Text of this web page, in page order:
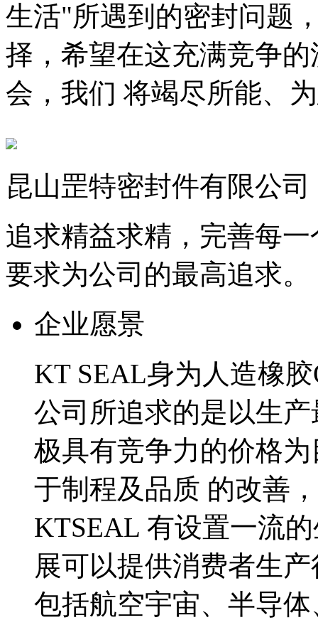
生活"所遇到的密封问题
择，希望在这充满竞争
会，我们 将竭尽所能、
昆山罡特密封件有限公司
追求精益求精，完善每
要求为公司的最高追求。
企业愿景
KT SEAL身为人造橡
公司所追求的是以生
极具有竞争力的价格
于制程及品质 的改善
KTSEAL 有设置一流
展可以提供消费者生
包括航空宇宙、半导